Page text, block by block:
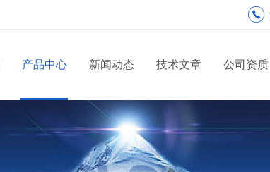
产品中心 新闻动态 技术文章 公司资质